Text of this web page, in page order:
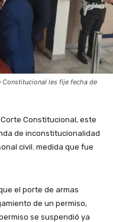
Constitucional les fije fecha de
Constitucional, este
de inconstitucionalidad
civil. medida que fue
el porte de armas
de un permiso,
se suspendió ya